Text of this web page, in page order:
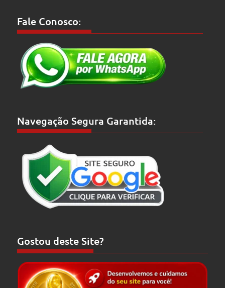
Fale Conosco:
Navegação Segura Garantida:
Gostou deste Site?